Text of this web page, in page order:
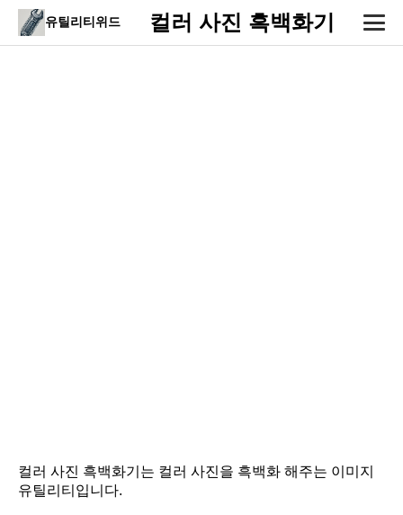
유틸리티위드 컬러 사진 흑백화기
컬러 사진 흑백화기는 컬러 사진을 흑백화 해주는 이미지
유틸리티입니다.